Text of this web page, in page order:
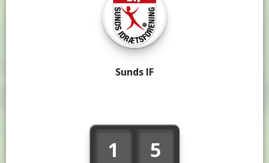
1 5
Sunds IF